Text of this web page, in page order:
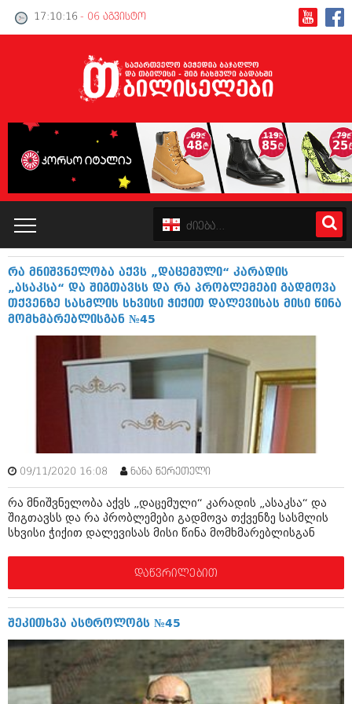
17:10:16 - 06 აგვისტო
პოლიტიკა
ინტერვიუები
ამბები
საზოგადოება
მოდი, ვილაპარაკოთ
რელიგია
მედიცინა
სპორტი
კადრს მიღმა
კატალოგი
პოლიტიკა
ამბები
საზოგადოება
მოდი, ვილაპარაკოთ
მოდა + დიზაინი
რელიგია
მედიცინა
კადრს მიღმა
კულინარია
ავტორჩევები
ბელადები
რა მნიშვნელობა აქვს „დაცემული“ კარადის
„ასაკსა“ და შიგთავსს და რა პრობლემები გადმოვა
თქვენზე სასმლის სხვისი ჭიქით დალევისას მისი წინა
მომხმარებლისგან №45
09/11/2020 16:08 ნანა წერეთელი
რა მნიშვნელობა აქვს „დაცემული“ კარადის „ასაკსა“ და
შიგთავსს და რა პრობლემები გადმოვა თქვენზე სასმლის
სხვისი ჭიქით დალევისას მისი წინა მომხმარებლისგან
დაწვრილებით
შეკითხვა ასტროლოგს №45